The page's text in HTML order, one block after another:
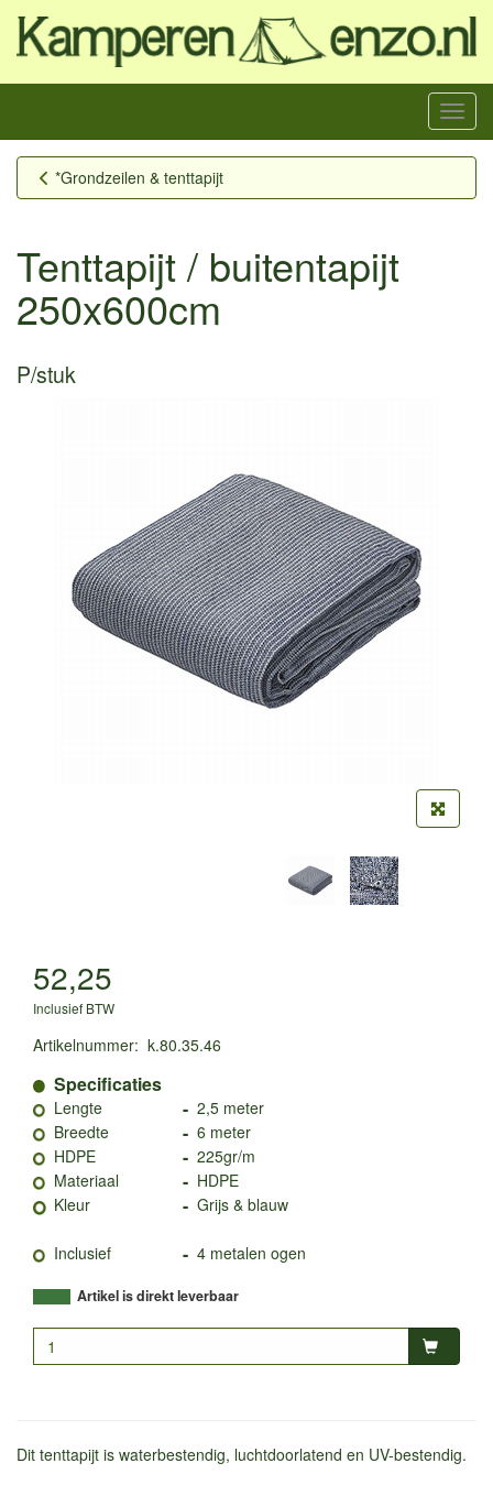
Menu
*Grondzeilen & tenttapijt
Tenttapijt / buitentapijt
250x600cm
P/stuk
52,25
Inclusief BTW
Artikelnummer: k.80.35.46
Specificaties
Lengte - 2,5 meter
Breedte
- 6 meter
HDPE
- 225gr/m
Materiaal
- HDPE
Kleur
- Grijs & blauw
Inclusief - 4 metalen ogen
Artikel is direkt leverbaar
Dit tenttapijt is waterbestendig, luchtdoorlatend en UV-bestendig.